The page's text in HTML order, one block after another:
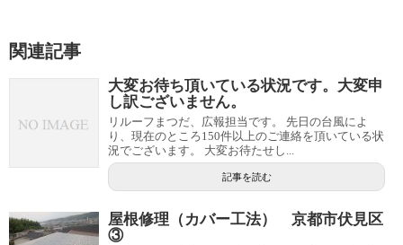
関連記事
大変お待ち頂いている状況です。大変申
し訳ございません。
リルーフまつだ、広報担当です。 先日の台風によ
り、現在のところ150件以上のご連絡を頂いている状
況でございます。 大変お待たせし...
記事を読む
屋根修理（カバー工法） 京都市伏見区
③